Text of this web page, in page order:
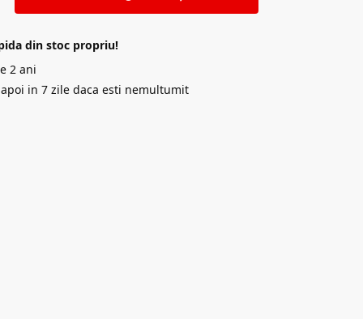
din stoc propriu!
2 ani
in 7 zile daca esti nemultumit